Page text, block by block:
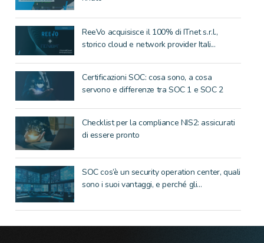
ReeVo acquisisce il 100% di ITnet s.r.l.,
storico cloud e network provider Itali...
Certificazioni SOC: cosa sono, a cosa
servono e differenze tra SOC 1 e SOC 2
Checklist per la compliance NIS2: assicurati
di essere pronto
SOC cos’è un security operation center, quali
sono i suoi vantaggi, e perché gli...